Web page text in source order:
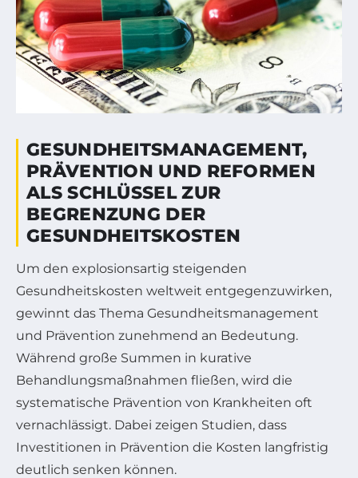
GESUNDHEITSMANAGEMENT,
PRÄVENTION UND REFORMEN
ALS SCHLÜSSEL ZUR
BEGRENZUNG DER
GESUNDHEITSKOSTEN
Um den explosionsartig steigenden
Gesundheitskosten weltweit entgegenzuwirken,
gewinnt das Thema Gesundheitsmanagement
und Prävention zunehmend an Bedeutung.
Während große Summen in kurative
Behandlungsmaßnahmen fließen, wird die
systematische Prävention von Krankheiten oft
vernachlässigt. Dabei zeigen Studien, dass
Investitionen in Prävention die Kosten langfristig
deutlich senken können.